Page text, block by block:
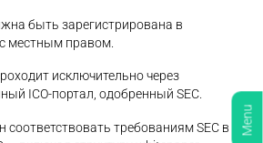
быть зарегистрирована в
местным правом.
исключительно через
ICO-портал, одобренный SEC.
соответствовать требованиям SEC в
Menu